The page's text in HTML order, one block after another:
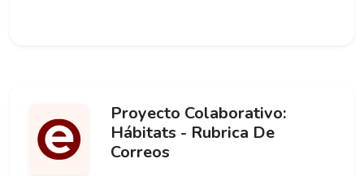
Proyecto Colaborativo:
Hábitats - Rubrica De
Correos